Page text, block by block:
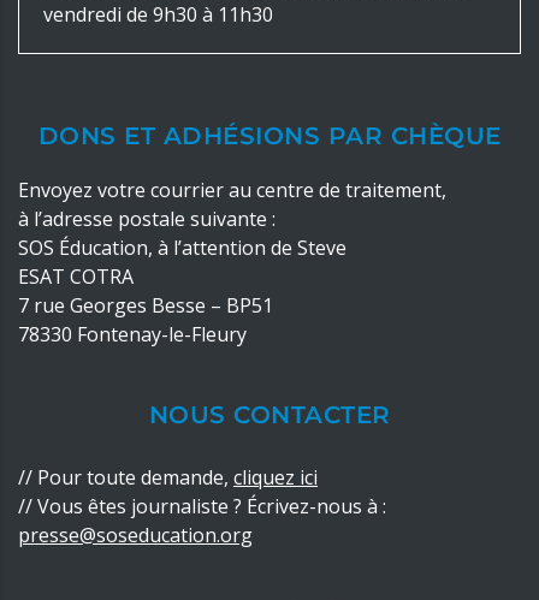
vendredi de 9h30 à 11h30
DONS ET ADHÉSIONS PAR CHÈQUE
Envoyez votre courrier au centre de traitement,
à l’adresse postale suivante :
SOS Éducation, à l’attention de Steve
ESAT COTRA
7 rue Georges Besse – BP51
78330 Fontenay-le-Fleury
NOUS CONTACTER
// Pour toute demande, cliquez ici
// Vous êtes journaliste ? Écrivez-nous à :
presse@soseducation.org